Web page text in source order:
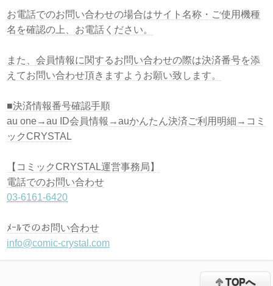
お電話でのお問い合わせの場合はサイト名称・ご使用機種
名を確認の上、お電話ください。
また、会員情報に関するお問い合わせの際は決済番号を添
えてお問い合わせ頂きますようお願い致します。
■決済情報番号確認手順
au one→au ID会員情報→auかんたん決済ご利用明細→コミ
ックCRYSTAL
【コミックCRYSTAL運営事務局】
電話でのお問い合わせ
03-6161-6420
ﾒｰﾙでのお問い合わせ
info@comic-crystal.com
TOPへ